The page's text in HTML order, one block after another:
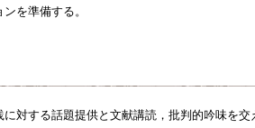
を準備する。
対する話題提供と文献講読，批判的吟味を